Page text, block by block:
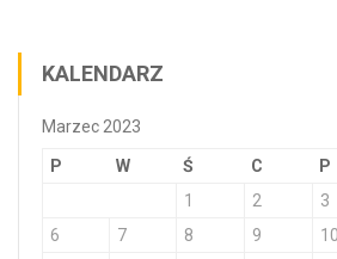
KALENDARZ
Marzec 2023
P W Ś C P
1 2 3
6
7 8 9 10